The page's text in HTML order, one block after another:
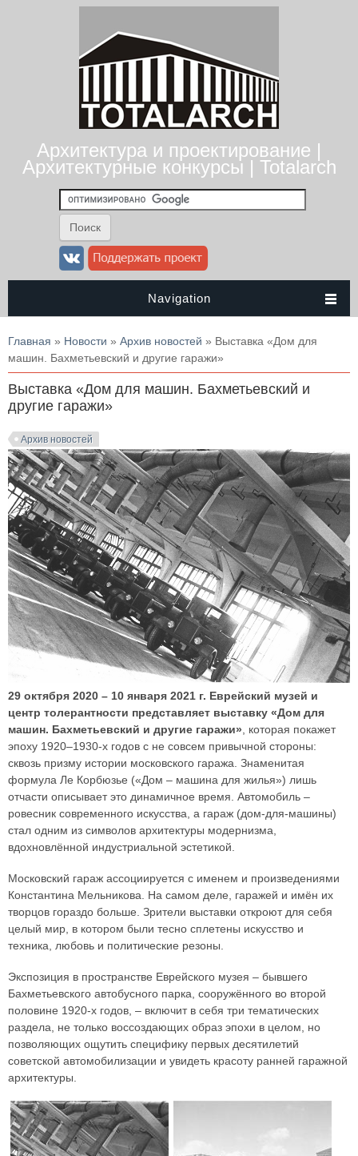
Архитектура и проектирование |
Архитектурные конкурсы | Totalarch
Navigation
Вы здесь
Главная » Новости » Архив новостей » Выставка «Дом для
машин. Бахметьевский и другие гаражи»
Выставка «Дом для машин. Бахметьевский и
другие гаражи»
Архив новостей
29 октября 2020 – 10 января 2021 г. Еврейский музей и
центр толерантности представляет выставку «Дом для
машин. Бахметьевский и другие гаражи» , которая покажет
эпоху 1920–1930-х годов с не совсем привычной стороны:
сквозь призму истории московского гаража. Знаменитая
формула Ле Корбюзье («Дом – машина для жилья») лишь
отчасти описывает это динамичное время. Автомобиль –
ровесник современного искусства, а гараж (дом-для-машины)
стал одним из символов архитектуры модернизма,
вдохновлённой индустриальной эстетикой.
Московский гараж ассоциируется с именем и произведениями
Константина Мельникова. На самом деле, гаражей и имён их
творцов гораздо больше. Зрители выставки откроют для себя
целый мир, в котором были тесно сплетены искусство и
техника, любовь и политические резоны.
Экспозиция в пространстве Еврейского музея – бывшего
Бахметьевского автобусного парка, сооружённого во второй
половине 1920-х годов, – включит в себя три тематических
раздела, не только воссоздающих образ эпохи в целом, но
позволяющих ощутить специфику первых десятилетий
советской автомобилизации и увидеть красоту ранней гаражной
архитектуры.